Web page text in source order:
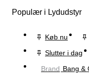
Populær i Lydudstyr
Køb nu
Slutter i dag
Brand Bang &